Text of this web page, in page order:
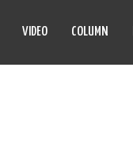
VIDEO COLUMN